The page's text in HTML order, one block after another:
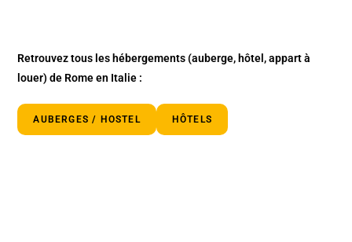
Retrouvez tous les hébergements(auberge, hôtel, appart à
louer) de Rome en Italie :
AUBERGES / HOSTEL HÔTELS